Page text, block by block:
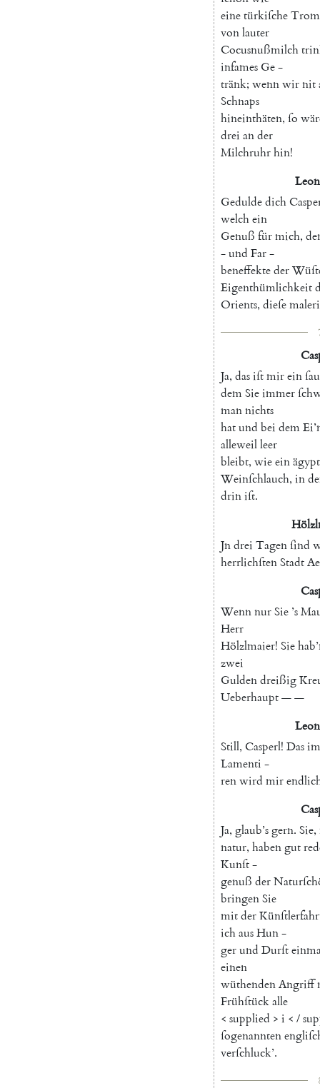
einetürkiſche
vonlauter
Cocusnußmilch
infames Ge-
tränk; wennwirnit
Schnaps
hineinthäten, ſo
drei ander
Milchruhrhin!
Geduldedich
welchein
Genuß fürmich,
-und Far-
beneffekteder
Eigenthümlichkeit
Orients, dieſe
Ja, dasiſtmirein
demSieimmer
mannichts
hatund bei dem
alleweilleer
bleibt, wieein
Weinſchlauch, in
driniſt.
Jndrei Tagenſind
herrlichſtenStadt
WennnurSie ’s
Herr
Hölzlmaier! Sie
zwei
Guldendreißig
Ueberhaupt——
Still, Casperl! Das
Lamenti -
renwird mir
Ja, glaub’sgern. Sie,
natur, habengut
Kunſt-
genuß der
bringenSie
mitder
ichausHun-
gerund Durſt
einen
wüthendenAngriff
Frühſtückalle
< supplied > i < /
ſogenannten
verſchluck’.